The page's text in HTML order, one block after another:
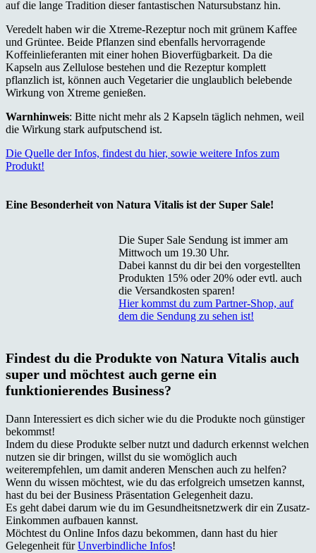
auf die lange Tradition dieser fantastischen Natursubstanz hin.
Veredelt haben wir die Xtreme-Rezeptur noch mit grünem Kaffee
und Grüntee. Beide Pflanzen sind ebenfalls hervorragende
Koffeinlieferanten mit einer hohen Bioverfügbarkeit. Da die
Kapseln aus Zellulose bestehen und die Rezeptur komplett
pflanzlich ist, können auch Vegetarier die unglaublich belebende
Wirkung von Xtreme genießen.
Warnhinweis: Bitte nicht mehr als 2 Kapseln täglich nehmen, weil
die Wirkung stark aufputschend ist.
Die Quelle der Infos, findest du hier, sowie weitere Infos zum
Produkt!
Eine Besonderheit von Natura Vitalis ist der Super Sale!
Die Super Sale Sendung ist immer am
Mittwoch um 19.30 Uhr.
Dabei kannst du dir bei den vorgestellten
Produkten 15% oder 20% oder evtl. auch
die Versandkosten sparen!
Hier kommst du zum Partner-Shop, auf
dem die Sendung zu sehen ist!
Findest du die Produkte von Natura Vitalis auch
super und möchtest auch gerne ein
funktionierendes Business?
Dann Interessiert es dich sicher wie du die Produkte noch günstiger
bekommst!
Indem du diese Produkte selber nutzt und dadurch erkennst welchen
nutzen sie dir bringen, willst du sie womöglich auch
weiterempfehlen, um damit anderen Menschen auch zu helfen?
Wenn du wissen möchtest, wie du das erfolgreich umsetzen kannst,
hast du bei der Business Präsentation Gelegenheit dazu.
Es geht dabei darum wie du im Gesundheitsnetzwerk dir ein Zusatz-
Einkommen aufbauen kannst.
Möchtest du Online Infos dazu bekommen, dann hast du hier
Gelegenheit fürUnverbindliche Infos!